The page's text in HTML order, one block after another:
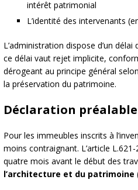
intérêt patrimonial
L’identité des intervenants
L’administration dispose d’un
ce délai vaut rejet implicite,
dérogeant au principe général
la préservation du patrimoine.
Déclaration
Pour les immeubles inscrits à
moins contraignant. L’article
quatre mois avant le début des
l’architecture et du patrimoine